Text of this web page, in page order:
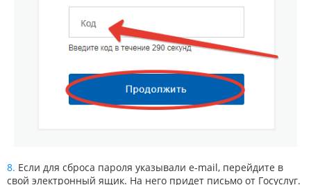
Если для сброса пароля указывали e-mail, перейдите в
свой электронный ящик. На него придет письмо от Госуслуг.